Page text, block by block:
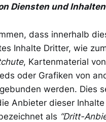
Diensten und
dass innerhalb
Inhalte Dritter, wie
, Kartenmaterial von
oder Grafiken von
werden. Dies
Anbieter dieser Inhalte
als “Dritt-